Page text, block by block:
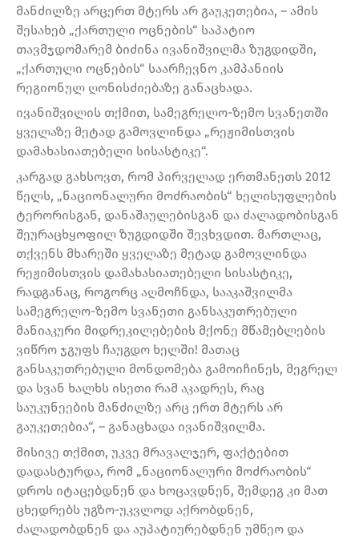
მანძილზე არცერთ მტერს არ გაუკეთებია, – ამის
შესახებ „ქართული ოცნების“ საპატიო
თავმჯდომარემ ბიძინა ივანიშვილმა ზუგდიდში,
„ქართული ოცნების“ საარჩევნო კამპანიის
რეგიონულ ღონისძიებაზე განაცხადა.
ივანიშვილის თქმით, სამეგრელო-ზემო სვანეთში
ყველაზე მეტად გამოვლინდა „რეჟიმისთვის
დამახასიათებელი სისასტიკე“.
კარგად გახსოვთ, რომ პირველად ერთმანეთს 2012
წელს, „ნაციონალური მოძრაობის“ ხელისუფლების
ტერორისგან, დანაშაულებისგან და ძალადობისგან
შეურაცხყოფილ ზუგდიდში შევხვდით. მართლაც,
თქვენს მხარეში ყველაზე მეტად გამოვლინდა
რეჟიმისთვის დამახასიათებელი სისასტიკე,
რადგანაც, როგორც აღმოჩნდა, სააკაშვილმა
სამეგრელო-ზემო სვანეთი განსაკუთრებული
მანიაკური მიდრეკილებების მქონე მწამებლების
ვიწრო ჯგუფს ჩაუგდო ხელში! მათაც
განსაკუთრებული მონდომება გამოიჩინეს, მეგრელ
და სვან ხალხს ისეთი რამ აკადრეს, რაც
საუკუნეების მანძილზე არც ერთ მტერს არ
გაუკეთებია“, – განაცხადა ივანიშვილმა.
მისივე თქმით, უკვე მრავალჯერ, ფაქტებით
დადასტურდა, რომ „ნაციონალური მოძრაობის“
დროს იტაცებდნენ და ხოცავდნენ, შემდეგ კი მათ
ცხედრებს უგზო-უკვლოდ აქრობდნენ,
ძალადობდნენ და აუპატიურებდნენ უმწეო და